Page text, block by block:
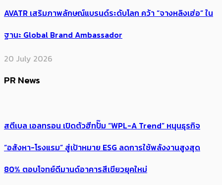
AVATR เสริมภาพลักษณ์แบรนด์ระดับโลก คว้า “จางหลิงเฮ่อ” ใน
ฐานะ Global Brand Ambassador
20 July 2026
PR News
สตีเบล เอลทรอน เปิดตัวฮีทปั๊ม “WPL-A Trend” หนุนธุรกิจ
“อสังหา-โรงแรม” สู่เป้าหมาย ESG ลดการใช้พลังงานสูงสุด
80% ตอบโจทย์ดีมานด์อาคารสีเขียวยุคใหม่